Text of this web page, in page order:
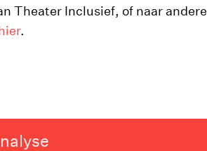
Theater Inclusief, of naar andere
.